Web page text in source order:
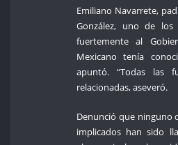
Emiliano Navarrete,
González, uno de los
fuertemente al
Mexicano tenía
apuntó. “Todas las
relacionadas, aseveró.
Denunció que ninguno
implicados han sido